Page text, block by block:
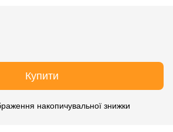
Купити
накопичувальної знижки